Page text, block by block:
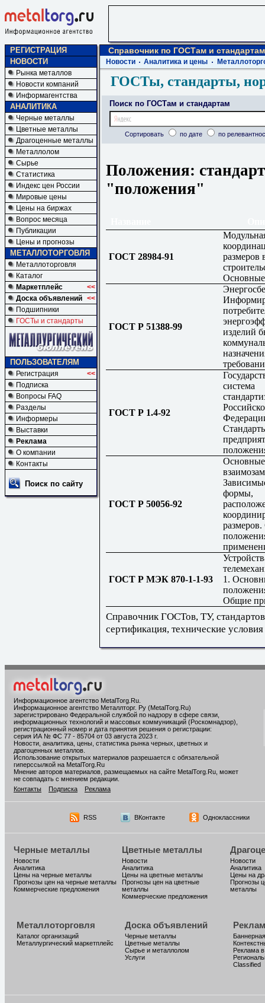
РЕГИСТРАЦИЯ
НОВОСТИ
Рынка металлов
Новости компаний
Информагентства
АНАЛИТИКА
Черные металлы
Цветные металлы
Драгоценные металлы
Металлолом
Сырье
Статистика
Индекс цен России
Мировые цены
Цены на биржах
Вопрос месяца
Публикации
Цены и прогнозы
МЕТАЛЛОТОРГОВЛЯ
Металлоторговля
Каталог
Маркетплейс
<<
Доска объявлений <<
Подшипники
ГОСТы и стандарты
ПОЛЬЗОВАТЕЛЯМ
Регистрация
<<
Подписка
Вопросы FAQ
Разделы
Информеры
Выставки
Реклама
О компании
Контакты
Поиск по сайту
Справочник по ГОСТам и стандартам
Новости Аналитика и цены
ГОСТы, стандарты,
Поиск по ГОСТам и стандартам
Сортировать по дате по
Положения:
"положения"
ГОСТ 28984-91
размеров
ГОСТ Р 51388-99
изделий
ГОСТ Р 1.4-92
система
ГОСТ Р 50056-92
формы,
ГОСТ Р МЭК 870-1-1-93
1.
Общие
Справочник ГОСТов, ТУ,
сертификация, технические условия
Информационное агентство MetalTorg.Ru
Информационное агентство Металлторг. Ру (MetalTorg.Ru)
зарегистрировано Федеральной службой по надзору в сфере связи,
информационных технологий и массовых коммуникаций (Роскомнадзор),
регистрационный номер и дата принятия решения о регистрации:
серия ИА № ФС 77 - 85704 от 03 августа 2023 г.
Новости, аналитика, цены, статистика рынка черных, цветных и
драгоценных металлов.
Использование открытых материалов разрешается с обязательной
гиперссылкой на MetalTorg.Ru
Мнение авторов материалов, размещаемых на сайте MetalTorg.Ru, может
не совпадать с мнением редакции.
Контакты
Подписка Реклама
RSS ВКонтакте Одноклассники
Черные металлы
Новости
Аналитика
Цены на черные металлы
Прогнозы цен на черные металлы
Коммерческие предложения
Цветные металлы
Новости
Аналитика
Цены на цветные металлы
Прогнозы цен на цветные
металлы
Коммерческие предложения
Новости
Аналитика
Цены на
Прогнозы
металлы
Металлоторговля
Каталог организаций
Металлургический маркетплейс
Доска объявлений
Черные металлы
Цветные металлы
Сырье и металлолом
Услуги
Реклама
Classified